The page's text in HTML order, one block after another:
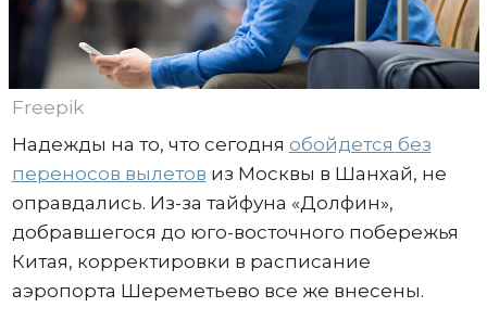
Freepik
Надежды на то, что сегодня обойдется без
переносов вылетов из Москвы в Шанхай, не
оправдались. Из-за тайфуна «Долфин»,
добравшегося до юго-восточного побережья
Китая, корректировки в расписание
аэропорта Шереметьево все же внесены.